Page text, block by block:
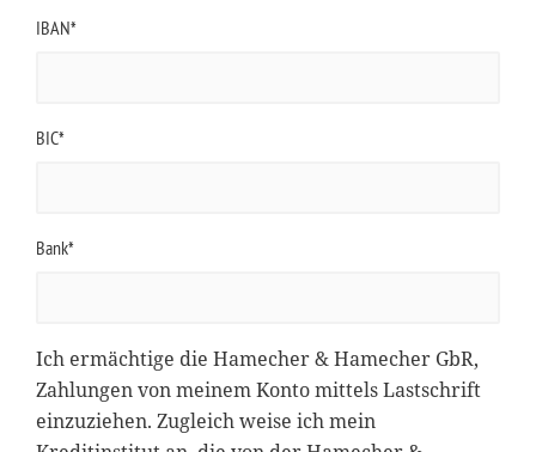
IBAN*
BIC*
Bank*
Ich ermächtige die Hamecher & Hamecher GbR,
Zahlungen von meinem Konto mittels Lastschrift
einzuziehen. Zugleich weise ich mein